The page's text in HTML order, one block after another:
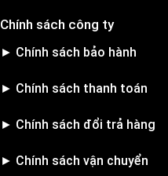
Chính sách công ty
► Chính sách bảo hành
► Chính sách thanh toán
► Chính sách đổi trả hàng
► Chính sách vận chuyển